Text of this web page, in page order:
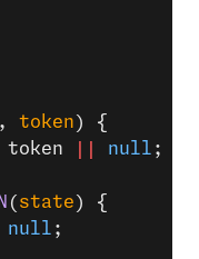
, token ) {
token null ;
( state ) {
null ;